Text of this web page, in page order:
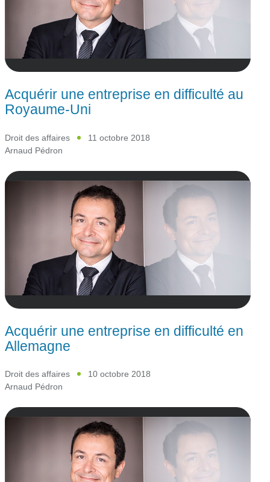
Acquérir une entreprise en difficulté au
Royaume-Uni
Droit des affaires
11 octobre 2018
Arnaud Pédron
Acquérir une entreprise en difficulté en
Allemagne
Droit des affaires
10 octobre 2018
Arnaud Pédron